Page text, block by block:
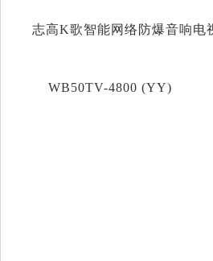
志高K歌智能网络防爆音响电
WB50TV-4800 (YY)